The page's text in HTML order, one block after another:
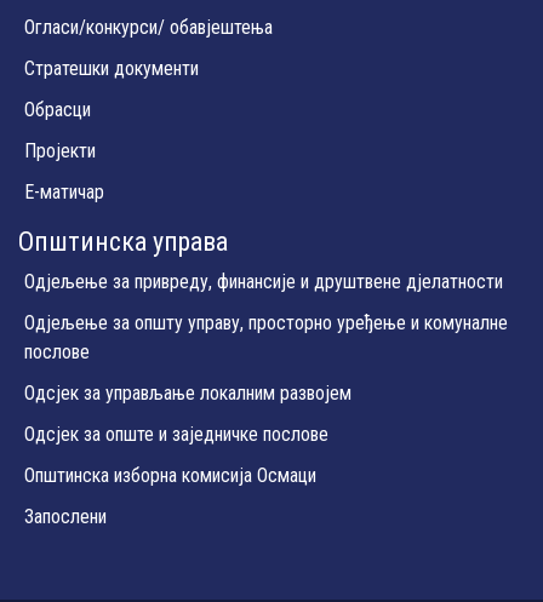
Огласи/конкурси/ обавјештења
Стратешки документи
Обрасци
Пројекти
Е-матичар
Општинска управа
Одјељење за привреду, финансије и друштвене дјелатности
Одјељење за општу управу, просторно уређење и комуналне
послове
Одсјек за управљање локалним развојем
Одсјек за опште и заједничке послове
Општинска изборна комисија Осмаци
Запослени